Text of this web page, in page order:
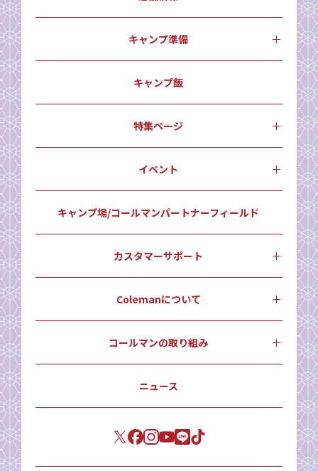
キャンプ準備
キャンプ飯
特集ページ
イベント
キャンプ場/コールマンパートナーフィールド
カスタマーサポート
Colemanについて
コールマンの取り組み
ニュース